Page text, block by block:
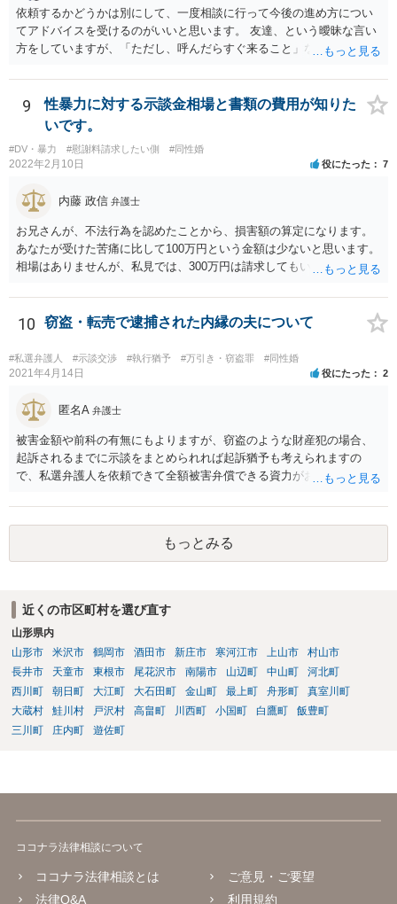
依頼するかどうかは別にして、一度相談に行って今後の進め方につい
てアドバイスを受けるのがいいと思います。 友達、という曖昧な言い
方をしていますが、「ただし、呼んだらすぐ来ること」などと条件を
通り関わりを断つ方向がいいと思います。
9
性暴力に対する示談金相場と書類の費用が知りた
いです。
#DV・暴力 #慰謝料請求したい側 #同性婚
2022年2月10日 役にたった 7
内藤 政信 弁護士
お兄さんが、不法行為を認めたことから、損害額の算定になります。
あなたが受けた苦痛に比して100万円という金額は少ないと思います。
相場はありませんが、私見では、300万円は請求してもいいですね。
なるような条件では困るでしょう。 支払いの効果を高めるために、弁
護士を立ち合い人にするといいで しょう。 したがって、金額も含め
て、条件については弁護士と話をするといい でしょう。 書面はどちら
が作っても構いません。 書類を作るには、少なくも、５５０００円
は、かかるでしょう。
10 窃盗・転売で逮捕された内縁の夫について
#私選弁護人 #示談交渉 #執行猶予 #万引き・窃盗罪 #同性婚
2021年4月14日 役にたった 2
匿名A 弁護士
被害金額や前科の有無にもよりますが、窃盗のような財産犯の場合、
起訴されるまでに示談をまとめられれば起訴猶予も考えられますの
で、私選弁護人を依頼できて全額被害弁償できる資力がお有りなので
めいたします。起訴されてしまうと前科はついてしまう可能性が極め
て高いので、被害金額はさほど大きくなく初犯で起訴猶予の可能性が
あり得る事案なのであれば、起訴までの弁護活動が極めて重要です。
もちろん国選弁護人であってもできるかぎり最善を尽くす弁護士が大
り、示談をまとめられる可能性が高くなる傾向は否定できないように
思われます。
もっとみる
近くの市区町村を選び直す
山形県内
山形市
米沢市 鶴岡市 酒田市 新庄市 寒河江市 上山市
村山市
長井市
天童市 東根市 尾花沢市 南陽市 山辺町 中山町
河北町
西川町
朝日町 大江町 大石田町 金山町 最上町 舟形町
真室川町
大蔵村
鮭川村 戸沢村 高畠町 川西町 小国町 白鷹町
飯豊町
三川町
庄内町 遊佐町
ココナラ法律相談について
ココナラ法律相談とは
法律Q&A
ご意見・ご要望
利用規約